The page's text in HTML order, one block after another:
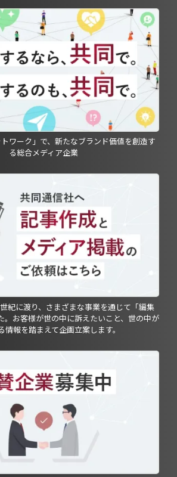
トワーク」で、新たなブランド価値を創造す
る総合メディア企業
紀に渡り、さまざまな事業を通じて「編集
。お客様が世の中に訴えたいこと、世の中が
情報を踏まえて企画立案します。